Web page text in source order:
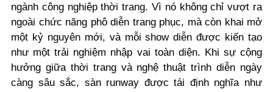
ngành công nghiệp thời trang. Vì nó không chỉ vượt ra
ngoài chức năng phô diễn trang phục, mà còn khai mở
một kỷ nguyên mới, và mỗi show diễn được kiến tạo
như một trải nghiệm nhập vai toàn diện. Khi sự cộng
hưởng giữa thời trang và nghệ thuật trình diễn ngày
càng sâu sắc, sàn runway được tái định nghĩa như